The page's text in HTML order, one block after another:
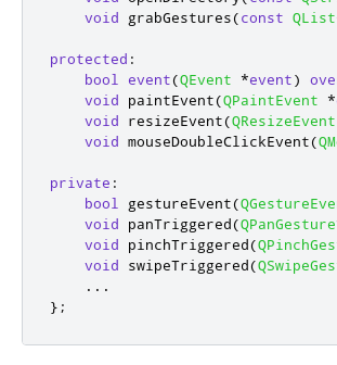
void grabGestures(const QList
protected :
bool
event(QEvent *event)
void paintEvent(QPaintEvent *
void resizeEvent(QResizeEvent
void mouseDoubleClickEvent(
private :
bool
gestureEvent(
void panTriggered(QPanGesture
void pinchTriggered(
void swipeTriggered(
...
};